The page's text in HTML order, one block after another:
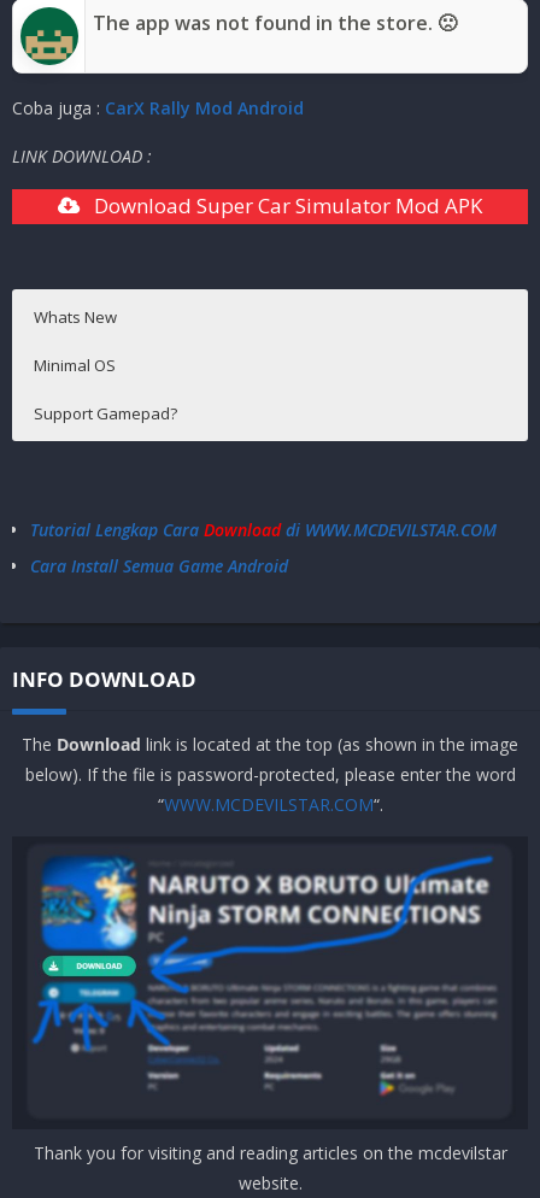
The app was not found in the store. 🙁
Coba juga : CarX Rally Mod Android
LINK DOWNLOAD :
Download Super Car Simulator Mod APK
Whats New
Minimal OS
Support Gamepad?
Tutorial Lengkap Cara Downloaddi WWW.MCDEVILSTAR.COM
Cara Install Semua Game Android
INFO DOWNLOAD
The Download link is located at the top (as shown in the image
below). If the file is password-protected, please enter the word
“WWW.MCDEVILSTAR.COM“.
Thank you for visiting and reading articles on the mcdevilstar
website.